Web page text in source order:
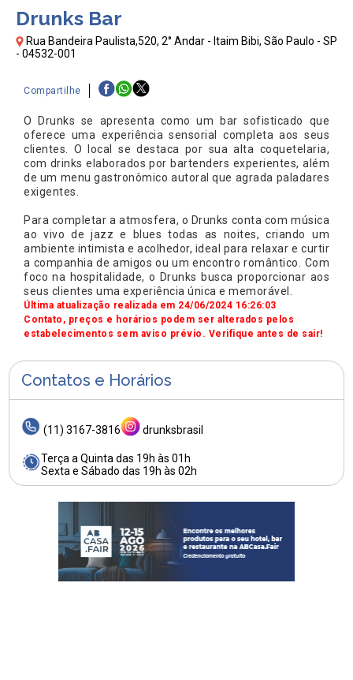
Drunks Bar
Rua Bandeira Paulista,520, 2° Andar - Itaim Bibi, São Paulo - SP
- 04532-001
Compartilhe
O Drunks se apresenta como um bar sofisticado que
oferece uma experiência sensorial completa aos seus
clientes. O local se destaca por sua alta coquetelaria,
com drinks elaborados por bartenders experientes, além
de um menu gastronômico autoral que agrada paladares
exigentes.
Para completar a atmosfera, o Drunks conta com música
ao vivo de jazz e blues todas as noites, criando um
ambiente intimista e acolhedor, ideal para relaxar e curtir
a companhia de amigos ou um encontro romântico. Com
foco na hospitalidade, o Drunks busca proporcionar aos
seus clientes uma experiência única e memorável.
Última atualização realizada em 24/06/2024 16:26:03
Contato, preços e horários podem ser alterados pelos
estabelecimentos sem aviso prévio. Verifique antes de sair!
Contatos e Horários
(11) 3167-3816 drunksbrasil
Terça a Quinta das 19h às 01h
Sexta e Sábado das 19h às 02h